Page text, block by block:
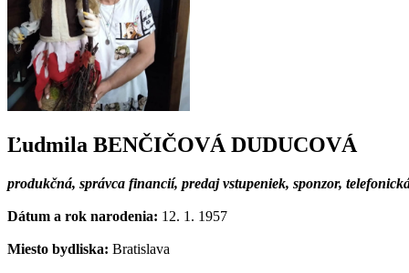
Ľudmila BENČIČOVÁ DUDUCOVÁ
produkčná, správca financií, predaj vstupeniek, sponzor,
Dátum a rok narodenia: 12. 1. 1957
Miesto bydliska: Bratislava